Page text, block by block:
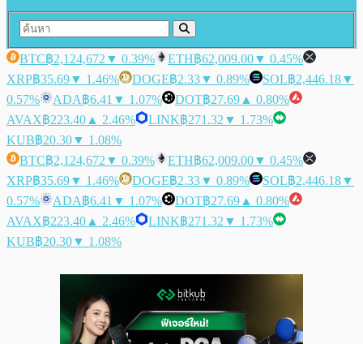
BTC฿2,124,672 ▼ 0.39% ETH฿62,009.00▼ 0.45%
XRP฿35.69▼ 1.46% DOGE฿2.33▼ 0.89% SOL฿2,446.18▼
0.57%
ADA฿6.41 ▼ 1.07% DOT฿27.69 ▲ 0.80%
AVAX฿223.40 ▲ 2.46% LINK฿271.32 ▼ 1.73%
KUB฿20.30▼ 1.08%
BTC฿2,124,672 ▼ 0.39% ETH฿62,009.00▼ 0.45%
XRP฿35.69▼ 1.46% DOGE฿2.33▼ 0.89% SOL฿2,446.18▼
0.57%
ADA฿6.41 ▼ 1.07% DOT฿27.69 ▲ 0.80%
AVAX฿223.40 ▲ 2.46% LINK฿271.32 ▼ 1.73%
KUB฿20.30▼ 1.08%